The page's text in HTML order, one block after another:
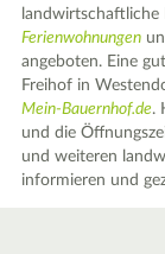
landwirtschaftliche
Ferienwohnungen
angeboten. Eine
Freihof in
Mein-Bauernhof.de.
und die
und weiteren
informieren und